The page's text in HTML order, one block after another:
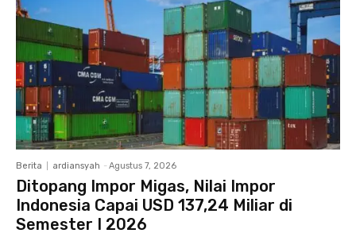
Berita ardiansyah - Agustus 7, 2026
Ditopang Impor Migas, Nilai Impor
Indonesia Capai USD 137,24 Miliar di
Semester I 2026